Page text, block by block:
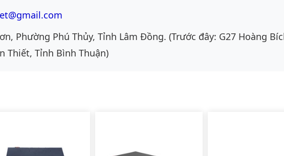
Phường Phú Thủy, Tỉnh Lâm Đồng. (Trước đây: G27 Hoàng
Thiết, Tỉnh Bình Thuận)